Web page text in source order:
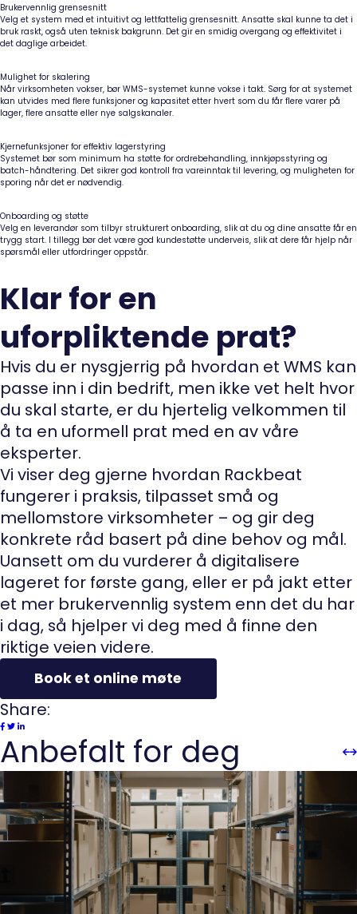
Brukervennlig grensesnitt
Velg et system med et intuitivt og lettfattelig grensesnitt. Ansatte skal kunne ta det i
bruk raskt, også uten teknisk bakgrunn. Det gir en smidig overgang og effektivitet i
det daglige arbeidet.
Mulighet for skalering
Når virksomheten vokser, bør WMS-systemet kunne vokse i takt. Sørg for at systemet
kan utvides med flere funksjoner og kapasitet etter hvert som du får flere varer på
lager, flere ansatte eller nye salgskanaler.
Kjernefunksjoner for effektiv lagerstyring
Systemet bør som minimum ha støtte for ordrebehandling, innkjøpsstyring og
batch-håndtering. Det sikrer god kontroll fra vareinntak til levering, og muligheten for
sporing når det er nødvendig.
Onboarding og støtte
Velg en leverandør som tilbyr strukturert onboarding, slik at du og dine ansatte får en
trygg start. I tillegg bør det være god kundestøtte underveis, slik at dere får hjelp når
spørsmål eller utfordringer oppstår.
Klar for en
uforpliktende prat?
Hvis du er nysgjerrig på hvordan et WMS kan
passe inn i din bedrift, men ikke vet helt hvor
du skal starte, er du hjertelig velkommen til
å ta en uformell prat med en av våre
eksperter.
Vi viser deg gjerne hvordan Rackbeat
fungerer i praksis, tilpasset små og
mellomstore virksomheter – og gir deg
konkrete råd basert på dine behov og mål.
Uansett om du vurderer å digitalisere
lageret for første gang, eller er på jakt etter
et mer brukervennlig system enn det du har
i dag, så hjelper vi deg med å finne den
riktige veien videre.
Book et online møte
Share:
Anbefalt for deg